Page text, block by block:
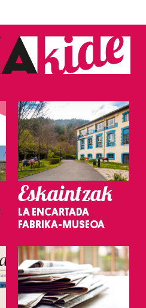
Eskaintzak
LA ENCARTADA
FABRIKA-MUSEOA